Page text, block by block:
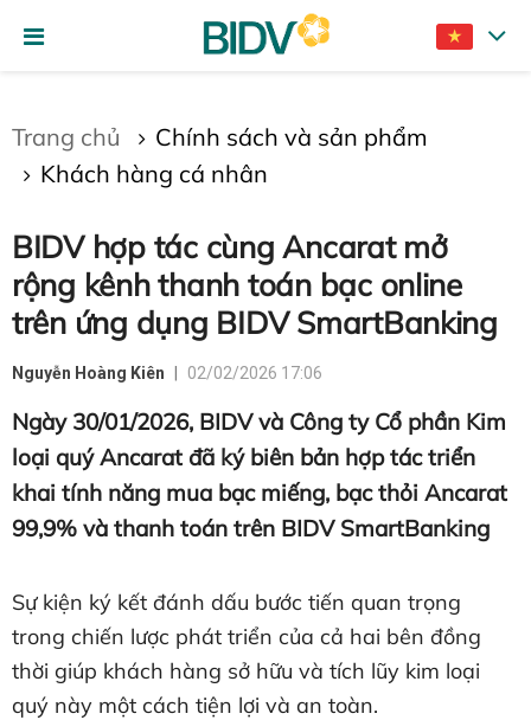
Trang chủ
Chính sách và sản phẩm
Khách hàng cá nhân
BIDV hợp tác cùng Ancarat mở
rộng kênh thanh toán bạc online
trên ứng dụng BIDV SmartBanking
Nguyễn Hoàng Kiên 02/02/2026 17:06
Ngày 30/01/2026, BIDV và Công ty Cổ phần Kim
loại quý Ancarat đã ký biên bản hợp tác triển
khai tính năng mua bạc miếng, bạc thỏi Ancarat
99,9% và thanh toán trên BIDV SmartBanking
Sự kiện ký kết đánh dấu bước tiến quan trọng
trong chiến lược phát triển của cả hai bên đồng
thời giúp khách hàng sở hữu và tích lũy kim loại
quý này một cách tiện lợi và an toàn.
Gửi bình luận